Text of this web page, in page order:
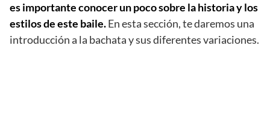
es importante conocer un poco sobre la historia y los
estilos de este baile.En esta sección, te daremos una
introducción a la bachata y sus diferentes variaciones.